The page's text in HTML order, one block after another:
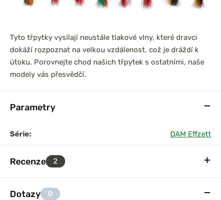
Tyto třpytky vysílají neustále tlakové vlny, které dravci
dokáží rozpoznat na velkou vzdálenost, což je dráždí k
útoku. Porovnejte chod našich třpytek s ostatními, naše
modely vás přesvědčí.
Parametry
Série: DAM Effzett
Recenze 2
Dotazy 0